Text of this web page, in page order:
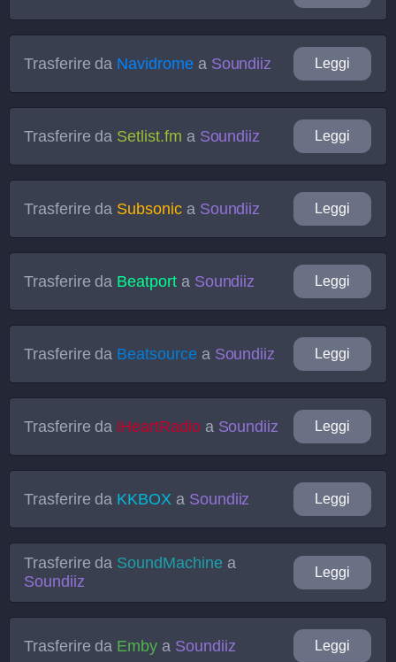
Trasferire da Navidromea Soundiiz Leggi
Trasferire da Setlist.fm a Soundiiz Leggi
Trasferire da Subsonica Soundiiz Leggi
Trasferire da Beatporta Soundiiz Leggi
Trasferire da Beatsourcea Soundiiz Leggi
Trasferire da iHeartRadioa Soundiiz Leggi
Trasferire da KKBOX a Soundiiz Leggi
Trasferire da SoundMachine a
Soundiiz
Leggi
Trasferire da Emby a Soundiiz Leggi